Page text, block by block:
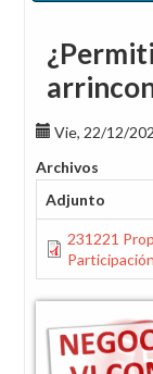
Vie, 22/12/
Archivos
Adjunto
231221